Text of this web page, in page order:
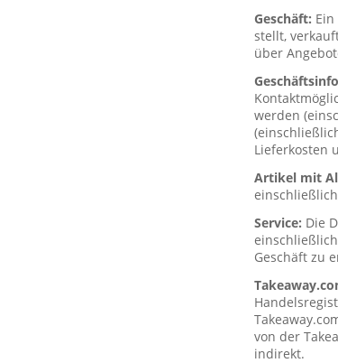
Geschäft:
stellt,
über
werden
Lieferkosten
Artikel mit
Service: Die
Geschäft zu
von der
indirekt.